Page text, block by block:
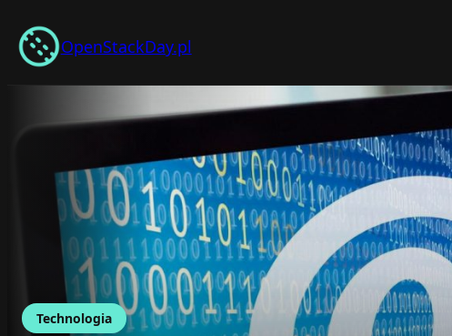
do
treści
OpenStackDay.pl
Technologia